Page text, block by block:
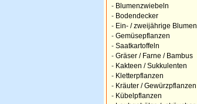
- Blumenzwiebeln
- Bodendecker
- Ein- / zweijährige Blumen
- Gemüsepflanzen
- Saatkartoffeln
- Gräser / Farne / Bambus
- Kakteen / Sukkulenten
- Kletterpflanzen
- Kräuter / Gewürzpflanzen
- Kübelpflanzen